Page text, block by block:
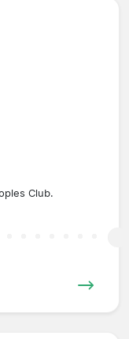
Club.